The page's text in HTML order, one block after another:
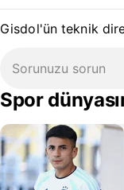
Gisdol'ün teknik
Spor